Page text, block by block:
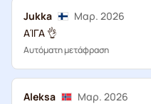
Jukka
Μαρ. 2026
ΑΊΓΑ 👌
Αυτόματη μετάφραση
Aleksa
Μαρ. 2026